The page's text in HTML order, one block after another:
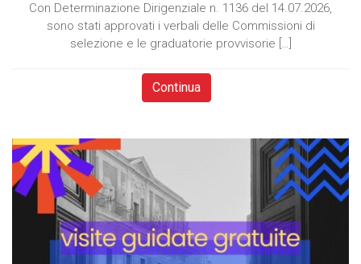
Con Determinazione Dirigenziale n. 1136 del 14.07.2026,
sono stati approvati i verbali delle Commissioni di
selezione e le graduatorie provvisorie […]
Continua